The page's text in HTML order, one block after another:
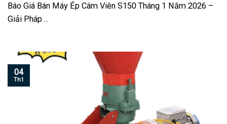
Báo Giá Bán Máy Ép Cám Viên S150 Tháng 1 Năm 2026 –
Giải Pháp ...
04
Th1